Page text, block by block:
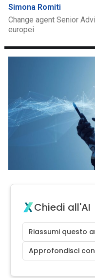
Simona Romiti
Change agent Senior
europei
Chiedi all'AI
Riassumi questo
Approfondisci